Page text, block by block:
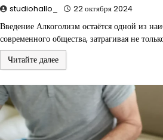
studiohallo_ 22 октября 2024
Введение Алкоголизм остаётся одной из
современного общества, затрагивая не
Читайте далее